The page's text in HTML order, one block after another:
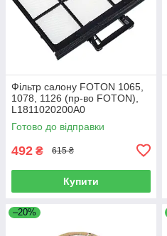
Фільтр салону FOTON 1065,
1078, 1126 (пр-во FOTON),
L1811020200A0
Готово до відправки
492 ₴ 615 ₴
Купити
–20%